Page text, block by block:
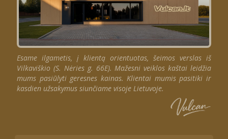
Esame ilgametis, į klientą orientuotas, šeimos verslas iš
Vilkaviškio (S. Nėries g. 66E). Mažesni veiklos kaštai leidžia
mums pasiūlyti geresnes kainas. Klientai mumis pasitiki ir
kasdien užsakymus siunčiame visoje Lietuvoje.